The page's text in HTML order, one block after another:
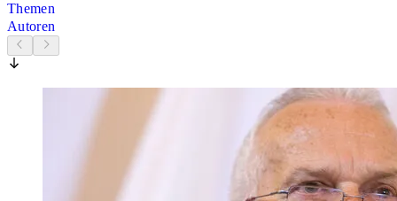
Themen
Autoren